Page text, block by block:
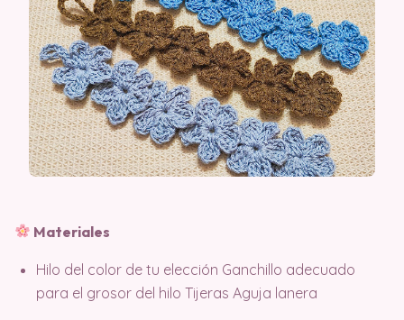
Materiales
Hilo del color de tu elección Ganchillo adecuado
para el grosor del hilo Tijeras Aguja lanera